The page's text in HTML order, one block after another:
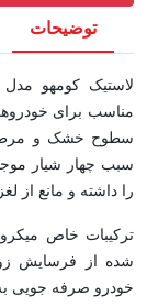
توضیحات
مناسب برای
سطوح خشک و
سبب چهار شیار
را داشته و مانع از
ترکیبات خاص
شده از فرسایش
خودرو صرفه جویی